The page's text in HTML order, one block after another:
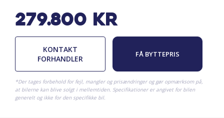
279.800 kr
KONTAKT
FORHANDLER
FÅ BYTTEPRIS
*Der tages forbehold for fejl, mangler og prisændringer og gør opmærksom på,
at bilerne kan blive solgt i mellemtiden. Specifikationer er angivet for bilen
generelt og ikke for den specifikke bil.